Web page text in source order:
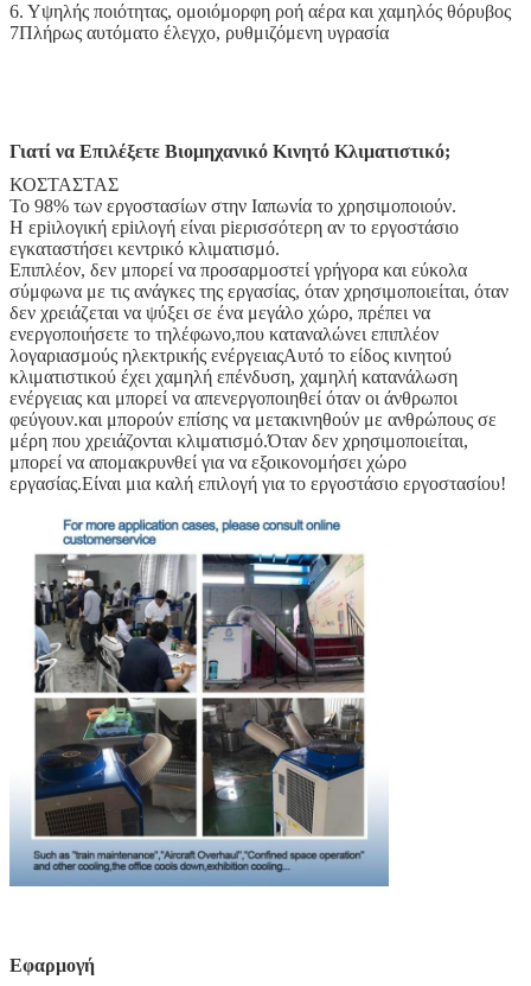
6. Υψηλής ποιότητας, ομοιόμορφη ροή αέρα και χαμηλός θόρυβος
7Πλήρως αυτόματο έλεγχο, ρυθμιζόμενη υγρασία
Γιατί να Επιλέξετε Βιομηχανικό Κινητό Κλιματιστικό;
ΚΟΣΤΑΣΤΑΣ
Το 98% των εργοστασίων στην Ιαπωνία το χρησιμοποιούν.
Η εpiιλογική εpiιλογή είναι piερισσότερη αν το εργοστάσιο
εγκαταστήσει κεντρικό κλιματισμό.
Επιπλέον, δεν μπορεί να προσαρμοστεί γρήγορα και εύκολα
σύμφωνα με τις ανάγκες της εργασίας, όταν χρησιμοποιείται, όταν
δεν χρειάζεται να ψύξει σε ένα μεγάλο χώρο, πρέπει να
ενεργοποιήσετε το τηλέφωνο,που καταναλώνει επιπλέον
λογαριασμούς ηλεκτρικής ενέργειαςΑυτό το είδος κινητού
κλιματιστικού έχει χαμηλή επένδυση, χαμηλή κατανάλωση
ενέργειας και μπορεί να απενεργοποιηθεί όταν οι άνθρωποι
φεύγουν.και μπορούν επίσης να μετακινηθούν με ανθρώπους σε
μέρη που χρειάζονται κλιματισμό.Όταν δεν χρησιμοποιείται,
μπορεί να απομακρυνθεί για να εξοικονομήσει χώρο
εργασίας.Είναι μια καλή επιλογή για το εργοστάσιο εργοστασίου!
Εφαρμογή